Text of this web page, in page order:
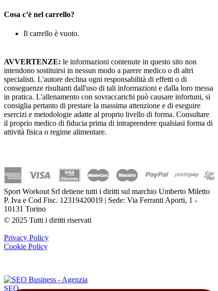
Cosa c’è nel carrello?
Il carrello è vuoto.
AVVERTENZE: le informazioni contenute in questo sito non
intendono sostituirsi in nessun modo a parere medico o di altri
specialisti. L'autore declina ogni responsabilità di effetti o di
conseguenze risultanti dall'uso di tali informazioni e dalla loro messa
in pratica. L'allenamento con sovraccarichi può causare infortuni, si
consiglia pertanto di prestare la massima attenzione e di eseguire
esercizi e metodologie adatte al proprio livello di forma. Consultare
il proprio medico di fiducia prima di intraprendere qualsiasi forma di
attività fisica o regime alimentare.
Sport Workout Srl detiene tutti i diritti sul marchio Umberto Miletto
P. Iva e Cod Fisc. 12319420019 | Sede: Via Ferranti Aporti, 1 -
10131 Torino
© 2025 Tutti i diritti riservati
Privacy Policy
Cookie Policy